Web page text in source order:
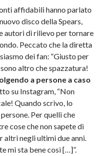
affidabili hanno parlato
disco della Spears,
autori di rilievo per tornare
Peccato che la diretta
dei fan: “Giusto per
altro che spazzatura!
a persone a caso
su Instagram, “Non
Quando scrivo, lo
Per quelli che
cose che non sapete di
altri negli ultimi due anni.
mi sta bene così […]”.